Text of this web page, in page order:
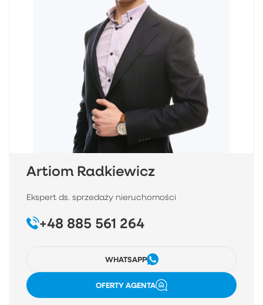
Artiom Radkiewicz
Ekspert ds. sprzedaży nieruchomości
+48 885 561 264
WHATSAPP
OFERTY AGENTA